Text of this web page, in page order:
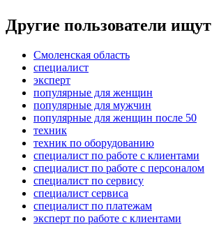
Другие пользователи ищут
Смоленская область
специалист
эксперт
популярные для женщин
популярные для мужчин
популярные для женщин после 50
техник
техник по оборудованию
специалист по работе с клиентами
специалист по работе с персоналом
специалист по сервису
специалист сервиса
специалист по платежам
эксперт по работе с клиентами